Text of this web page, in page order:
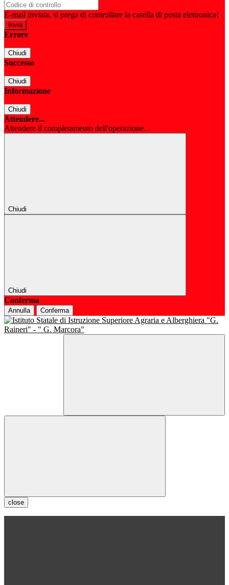
E-mail inviata, si prega di controllare la casella di posta elettronica!
Errore
Chiudi
Successo
Chiudi
Informazione
Chiudi
Attendere...
Attendere il completamento dell'operazione...
Chiudi
Chiudi
Conferma
Annulla Conferma
close